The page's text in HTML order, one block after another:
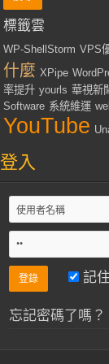
標籤雲
WP-ShellStorm VPS
什麼 XPipe
率提升 yourls 華視新
Software 系統維運
YouTube
登入
記
忘記密碼了嗎？